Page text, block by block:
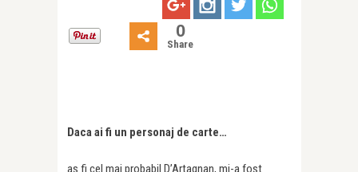
0
Share
Daca ai fi un personaj de carte…
as fi cel mai probabil D’Artagnan, mi-a fost